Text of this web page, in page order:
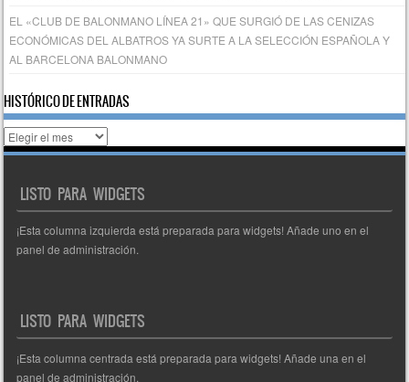
EL «CLUB DE BALONMANO LÍNEA 21» QUE SURGIÓ DE LAS CENIZAS
ECONÓMICAS DEL ALBATROS YA SURTE A LA SELECCIÓN ESPAÑOLA Y
AL BARCELONA BALONMANO
HISTÓRICO DE ENTRADAS
Histórico
de
LISTO PARA WIDGETS
¡Esta columna izquierda está preparada para widgets! Añade uno en el
panel de administración.
LISTO PARA WIDGETS
¡Esta columna centrada está preparada para widgets! Añade una en el
panel de administración.